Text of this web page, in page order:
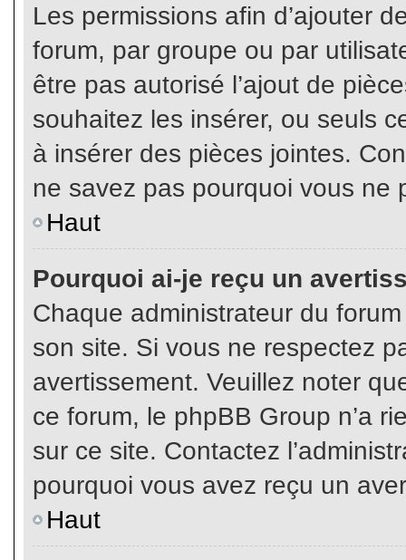
Les permissions afin d’ajouter
forum, par groupe ou par
être pas autorisé l’ajout de
souhaitez les insérer, ou seuls
à insérer des pièces jointes.
ne savez pas pourquoi vous ne
Haut
Pourquoi ai-je reçu un
Chaque administrateur du
son site. Si vous ne respectez
avertissement. Veuillez noter
ce forum, le phpBB Group n’a
sur ce site. Contactez
pourquoi vous avez reçu un
Haut